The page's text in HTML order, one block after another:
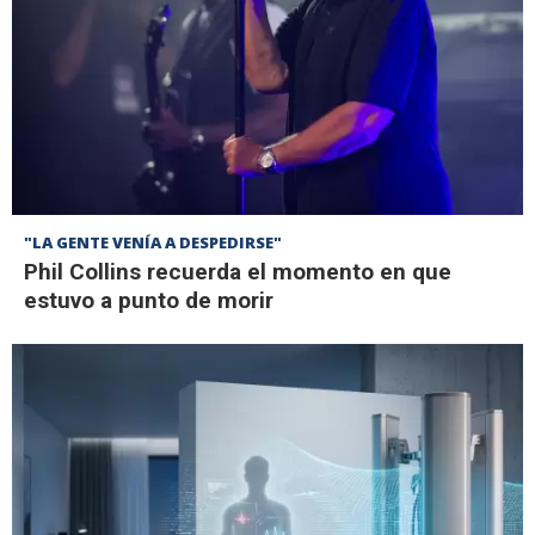
"LA GENTE VENÍA A DESPEDIRSE"
Phil Collins recuerda el momento en que
estuvo a punto de morir